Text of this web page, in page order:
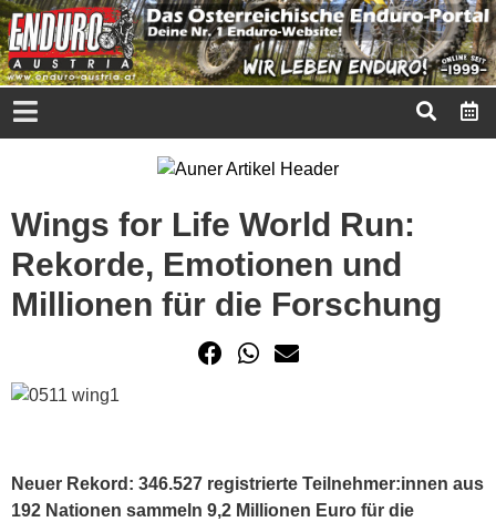
Wings for Life World Run:
Rekorde, Emotionen und
Millionen für die Forschung
Neuer Rekord: 346.527 registrierte Teilnehmer:innen aus
192 Nationen sammeln 9,2 Millionen Euro für die